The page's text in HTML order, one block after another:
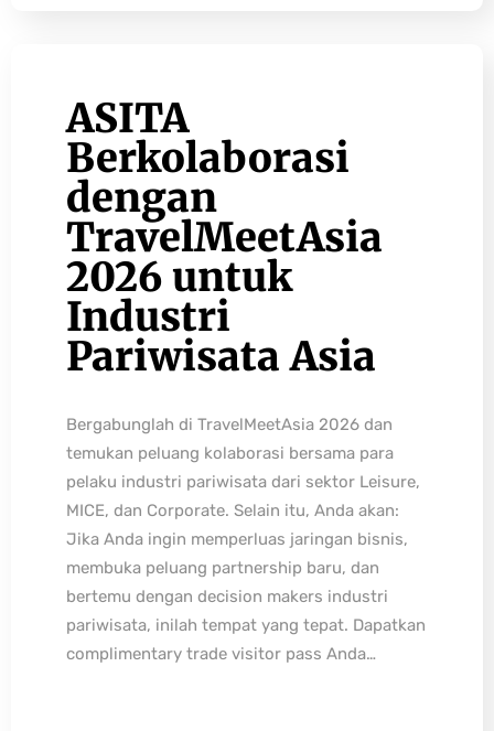
ASITA
Berkolaborasi
dengan
TravelMeetAsia
2026 untuk
Industri
Pariwisata Asia
Bergabunglah di TravelMeetAsia 2026 dan
temukan peluang kolaborasi bersama para
pelaku industri pariwisata dari sektor Leisure,
MICE, dan Corporate. Selain itu, Anda akan:
Jika Anda ingin memperluas jaringan bisnis,
membuka peluang partnership baru, dan
bertemu dengan decision makers industri
pariwisata, inilah tempat yang tepat. Dapatkan
complimentary trade visitor pass Anda…